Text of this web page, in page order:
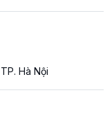
Hà Nội